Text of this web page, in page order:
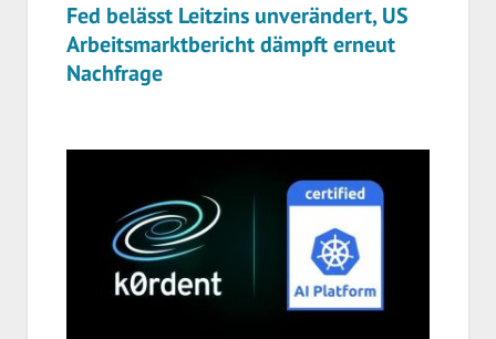
Fed belässt Leitzins unverändert, US
Arbeitsmarktbericht dämpft erneut
Nachfrage